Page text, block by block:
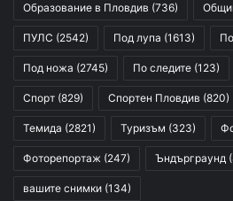
Образование в Пловдив (736)
ПУЛС (2542) Под лупа (1613)
Под ножа (2745) По следите (123)
Спорт (829) Спортен Пловдив (820)
Темида (2821) Туризъм (323)
Фоторепортаж (247) Ъндърграунд
вашите снимки (134)